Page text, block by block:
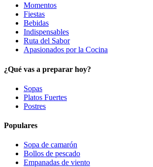
Momentos
Fiestas
Bebidas
Indispensables
Ruta del Sabor
Apasionados por la Cocina
¿Qué vas a preparar hoy?
Sopas
Platos Fuertes
Postres
Populares
Sopa de camarón
Bollos de pescado
Empanadas de viento